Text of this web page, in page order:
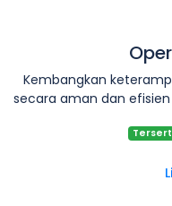
Kembangkan
secara aman dan